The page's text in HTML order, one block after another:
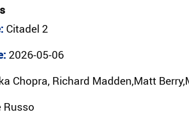
Citadel 2
2026-05-06
Chopra, Richard Madden,Matt
Russo